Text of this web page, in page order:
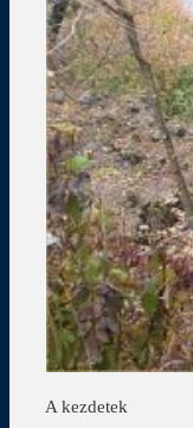
A kezdetek